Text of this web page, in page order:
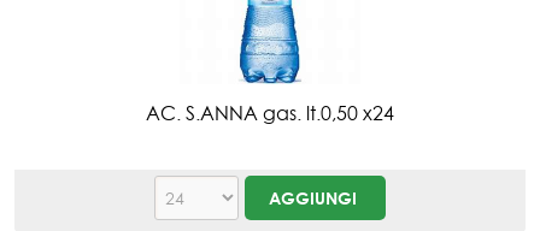
AC. S.ANNA gas. lt.0,50 x24